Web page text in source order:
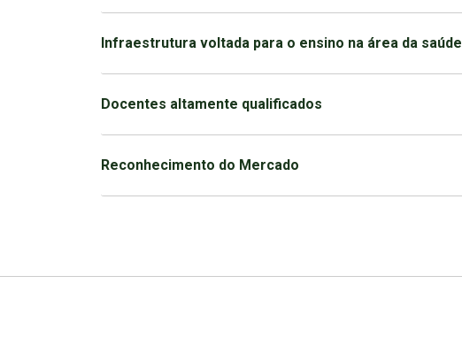
Infraestrutura voltada para o ensino na área da saúde
Docentes altamente qualificados
Reconhecimento do Mercado